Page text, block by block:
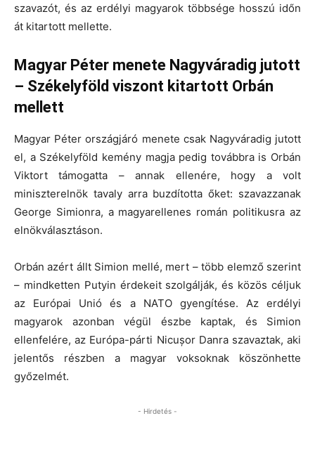
szavazót, és az erdélyi magyarok többsége hosszú időn
át kitartott mellette.
Magyar Péter menete Nagyváradig jutott
– Székelyföld viszont kitartott Orbán
mellett
Magyar Péter országjáró menete csak Nagyváradig jutott
el, a Székelyföld kemény magja pedig továbbra is Orbán
Viktort támogatta – annak ellenére, hogy a volt
miniszterelnök tavaly arra buzdította őket: szavazzanak
George Simionra, a magyarellenes román politikusra az
elnökválasztáson.
Orbán azért állt Simion mellé, mert – több elemző szerint
– mindketten Putyin érdekeit szolgálják, és közös céljuk
az Európai Unió és a NATO gyengítése. Az erdélyi
magyarok azonban végül észbe kaptak, és Simion
ellenfelére, az Európa-párti Nicușor Danra szavaztak, aki
jelentős részben a magyar voksoknak köszönhette
győzelmét.
- Hirdetés -